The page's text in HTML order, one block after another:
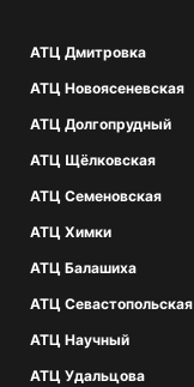
АТЦ Дмитровка
АТЦ Новоясеневская
АТЦ Долгопрудный
АТЦ Щёлковская
АТЦ Семеновская
АТЦ Химки
АТЦ Балашиха
АТЦ Севастопольская
АТЦ Научный
АТЦ Удальцова